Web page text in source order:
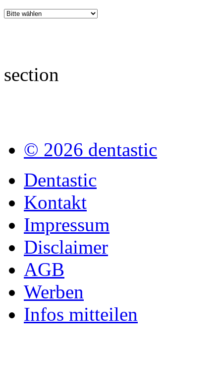
section
© 2026 dentastic
Dentastic
Kontakt
Impressum
Disclaimer
AGB
Werben
Infos mitteilen